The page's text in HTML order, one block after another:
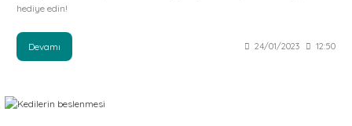
hediye edin!
Devamı 24/01/2023 12:50